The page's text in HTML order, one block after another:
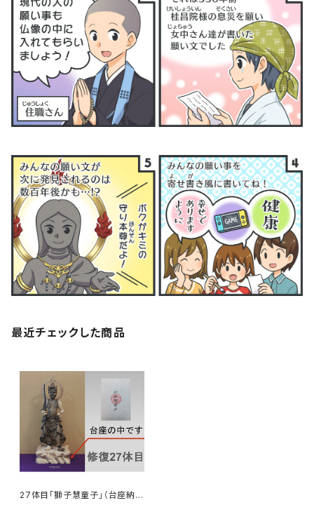
最近チェックした商品
27体目「獅子慧童子」（台座納